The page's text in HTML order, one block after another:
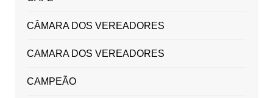
CÂMARA DOS VEREADORES
CAMARA DOS VEREADORES
CAMPEÃO